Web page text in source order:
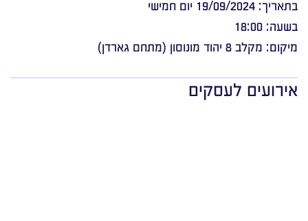
בתאריך: 19/09/2024 יום חמישי
בשעה: 18:00
מיקום: מקלב 8 יהוד מונוסון (מתחם גארדן)
אירועים לעסקים